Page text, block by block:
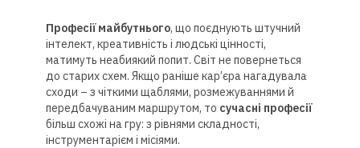
Професії майбутнього, що поєднують штучний
інтелект, креативність і людські цінності,
матимуть неабиякий попит. Світ не повернеться
до старих схем. Якщо раніше кар’єра нагадувала
сходи – з чіткими щаблями, розмежуваннями й
передбачуваним маршрутом, то сучасні професії
більш схожі на гру: з рівнями складності,
інструментарієм і місіями.